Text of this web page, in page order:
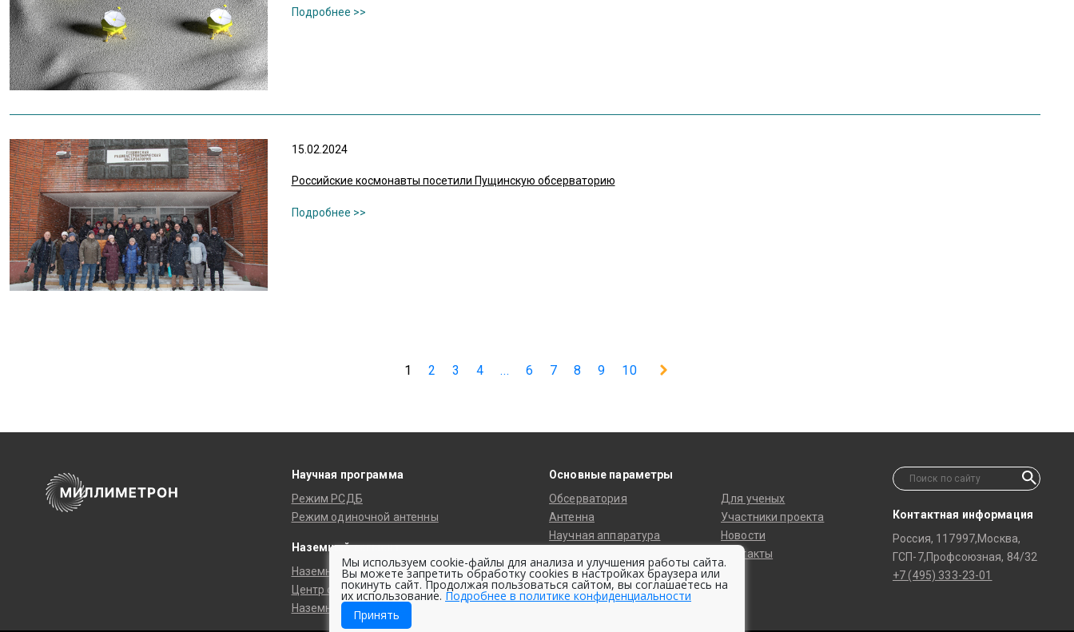
15.02.2024
Российские космонавты посетили Пущинскую обсерваторию
1 2 3 4 ... 6 7 8 9 10
Научная программа
Режим РСДБ
Режим одиночной антенны
Наземный сегмент
Наземные станции слежения
Центр обработки данных
Наземные телескопы
Основные параметры
Обсерватория
Антенна
Научная аппаратура
Космическая платформа
Орбита
Для ученых
Участники проекта
Новости
Контакты
Контактная информация
Россия, 117997,Москва,
ГСП-7,Профсоюзная, 84/32
+7 (495) 333-23-01
Мы используем cookie-файлы для анализа и улучшения работы сайта.
Вы можете запретить обработку cookies в настройках браузера или
покинуть сайт. Продолжая пользоваться сайтом, вы соглашаетесь на
их использование. Подробнее в политике конфиденциальности
Принять